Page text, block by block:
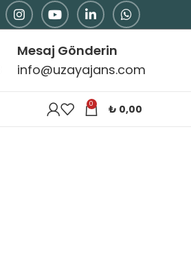
Mesaj Gönderin
info@uzayajans.com
0 ₺ 0,00